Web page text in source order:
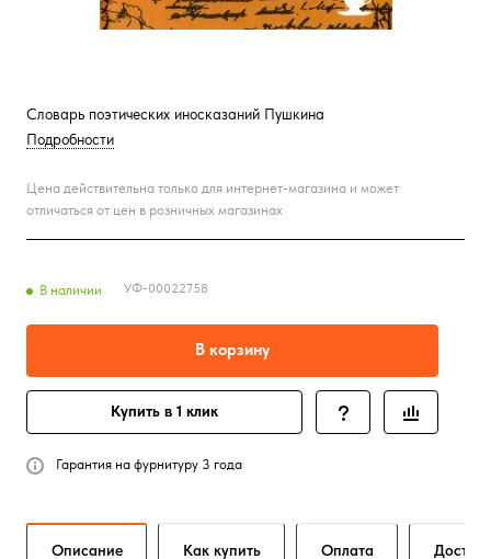
Словарь поэтических иносказаний Пушкина
Подробности
Цена действительна только для интернет-магазина и может
отличаться от цен в розничных магазинах
В наличии УФ-00022758
В корзину
Купить в 1 клик
Гарантия на фурнитуру 3 года
Описание Как купить Оплата